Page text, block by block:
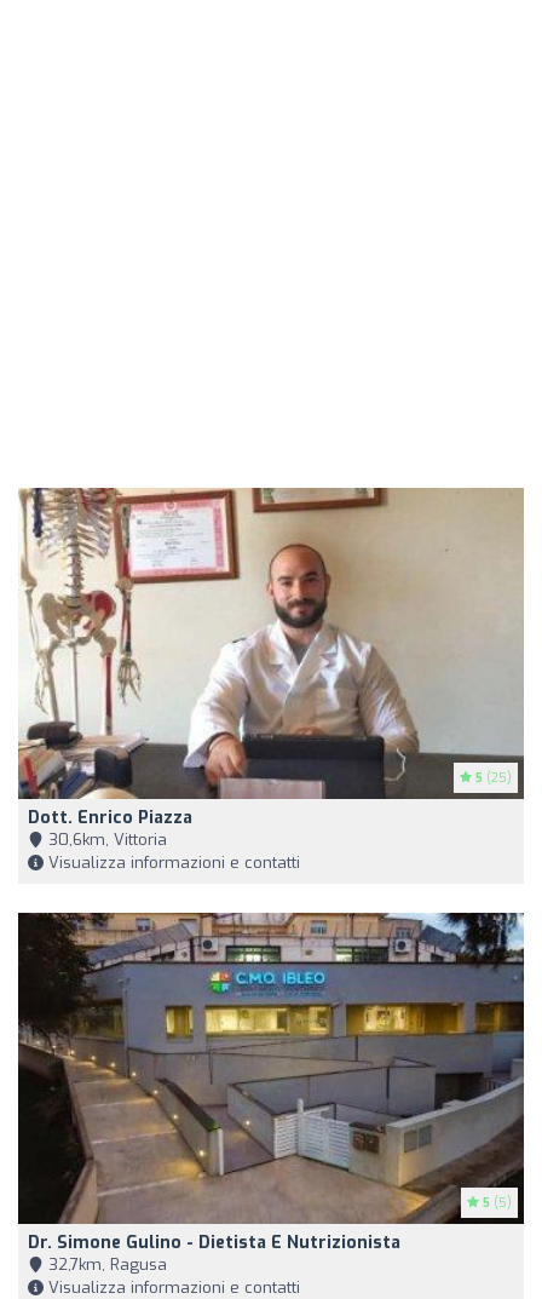
5 (25)
Dott. Enrico Piazza
30,6km, Vittoria
Visualizza informazioni e contatti
5 (5)
Dr. Simone Gulino - Dietista E Nutrizionista
32,7km, Ragusa
Visualizza informazioni e contatti